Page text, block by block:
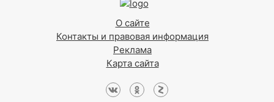
О сайте
Контакты и правовая информация
Реклама
Карта сайта